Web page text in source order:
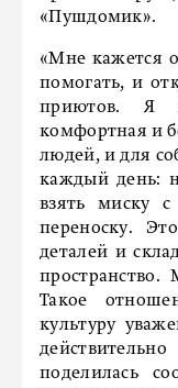
«Пушдомик».
«Мне кажется
помогать, и
приютов. Я
комфортная и
людей, и для
каждый день:
взять миску
переноску.
деталей и
Такое
культуру
поделилась